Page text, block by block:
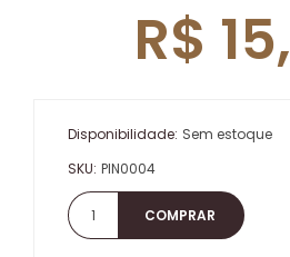
R$
Disponibilidade: Sem estoque
SKU: PIN0004